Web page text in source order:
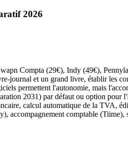
2026
Compta (29€), Indy (49€),
journal et un grand livre, établir les
permettent l'autonomie, mais
2031) par défaut ou option pour
calcul automatique de la TVA,
accompagnement comptable